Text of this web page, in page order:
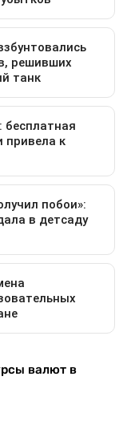
валют в